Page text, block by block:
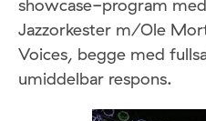
showcase-program
Jazzorkester m/Ole
Voices, begge med
umiddelbar respons.